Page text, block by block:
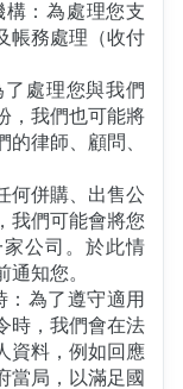
構：為處理您支
帳務處理（收付
處理您與我們
，我們也可能將
律師、顧問、
何併購、出售公
我們可能會將您
公司。於此情
知您。
：為了遵守適用
時，我們會在法
資料，例如回應
當局，以滿足國